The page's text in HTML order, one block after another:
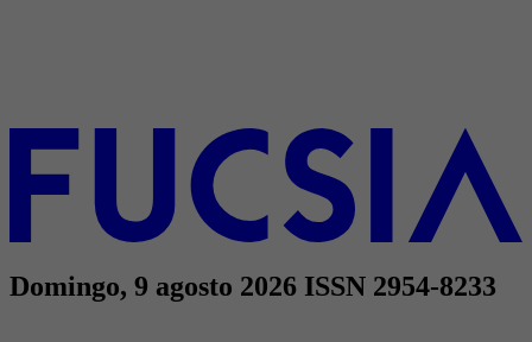
Domingo, 9 agosto 2026 ISSN 2954-8233